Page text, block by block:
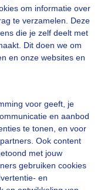
om informatie over
te verzamelen. Deze
die je zelf deelt met
Dit doen we om
en onze websites en
voor geeft, je
en aanbod
te tonen, en voor
Ook content
met jouw
gebruiken cookies
en